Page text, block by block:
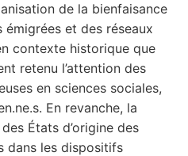
de la bienfaisance
émigrées et des réseaux
contexte historique que
retenu l’attention des
en sciences sociales,
En revanche, la
États d’origine des
dans les dispositifs